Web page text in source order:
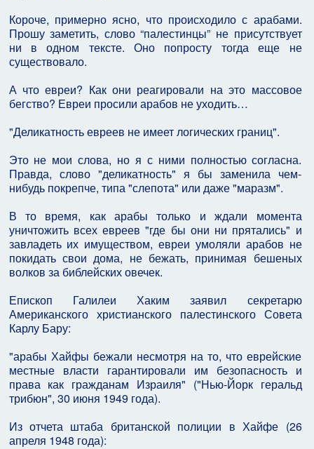
Короче, примерно ясно, что происходило с арабами.
Прошу заметить, слово “палестинцы” не присутствует
ни в одном тексте. Оно попросту тогда еще не
существовало.
А что евреи? Как они реагировали на это массовое
бегство? Евреи просили арабов не уходить…
"Деликатность евреев не имеет логических границ".
Это не мои слова, но я с ними полностью согласна.
Правда, слово "деликатность" я бы заменила чем-
нибудь покрепче, типа "слепота" или даже "маразм".
В то время, как арабы только и ждали момента
уничтожить всех евреев "где бы они ни прятались" и
завладеть их имуществом, евреи умоляли арабов не
покидать свои дома, не бежать, принимая бешеных
волков за библейских овечек.
Епископ Галилеи Хаким заявил секретарю
Американского христианского палестинского Совета
Карлу Бару:
"арабы Хайфы бежали несмотря на то, что еврейские
местные власти гарантировали им безопасность и
права как гражданам Израиля" ("Нью-Йорк геральд
трибюн", 30 июня 1949 года).
Из отчета штаба британской полиции в Хайфе (26
апреля 1948 года):